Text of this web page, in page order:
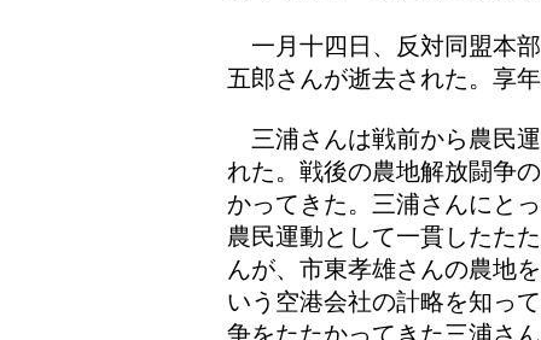
一月十四日、反対同盟本
五郎さんが逝去された。享
三浦さんは戦前から農民
れた。戦後の農地解放闘争
かってきた。三浦さんにと
農民運動として一貫したた
んが、市東孝雄さんの農地
いう空港会社の計略を知っ
争をたたかってきた三浦さ